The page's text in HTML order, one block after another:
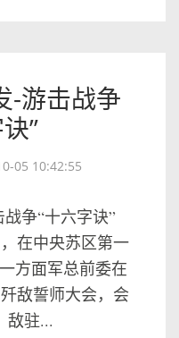
-游击战争
”
05 10:42:55
争“十六字诀”
在中央苏区第一
方面军总前委在
敌誓师大会，会
敌驻...